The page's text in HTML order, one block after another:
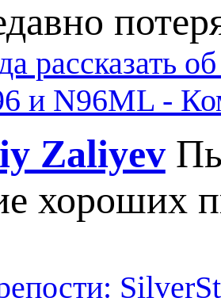
рассказать
и N96ML -
Zaliyev
хороших